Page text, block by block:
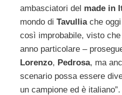
ambasciatori del made in
mondo di Tavulliache oggi
così improbabile, visto
anno particolare –
Lorenzo, Pedrosa, ma
scenario possa essere
un campione ed è